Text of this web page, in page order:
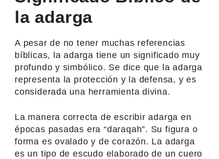
la adarga
A pesar de no tener muchas referencias
bíblicas, la adarga tiene un significado muy
profundo y simbólico. Se dice que la adarga
representa la protección y la defensa, y es
considerada una herramienta divina.
La manera correcta de escribir adarga en
épocas pasadas era “daraqah”. Su figura o
forma es ovalado y de corazón. La adarga
es un tipo de escudo elaborado de un cuero